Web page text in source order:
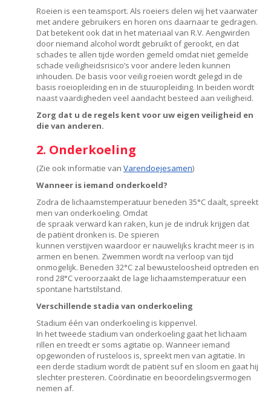
Roeien is een teamsport. Als roeiers delen wij het vaarwater
met andere gebruikers en horen ons daarnaar te gedragen.
Dat betekent ook dat in het materiaal van R.V. Aengwirden
door niemand alcohol wordt gebruikt of gerookt, en dat
schades te allen tijde worden gemeld omdat niet gemelde
schade veiligheidsrisico’s voor andere leden kunnen
inhouden. De basis voor veilig roeien wordt gelegd in de
basis roeiopleiding en in de stuuropleiding. In beiden wordt
naast vaardigheden veel aandacht besteed aan veiligheid.
Zorg dat u de regels kent voor uw eigen veiligheid en
die van anderen.
2. Onderkoeling
(Zie ook informatie van Varendoejesamen)
Wanneer is iemand onderkoeld?
Zodra de lichaamstemperatuur beneden 35°C daalt, spreekt
men van onderkoeling. Omdat
de spraak verward kan raken, kun je de indruk krijgen dat
de patiënt dronken is. De spieren
kunnen verstijven waardoor er nauwelijks kracht meer is in
armen en benen. Zwemmen wordt na verloop van tijd
onmogelijk. Beneden 32°C zal bewusteloosheid optreden en
rond 28°C veroorzaakt de lage lichaamstemperatuur een
spontane hartstilstand.
Verschillende stadia van onderkoeling
Stadium één van onderkoeling is kippenvel.
In het tweede stadium van onderkoeling gaat het lichaam
rillen en treedt er soms agitatie op. Wanneer iemand
opgewonden of rusteloos is, spreekt men van agitatie. In
een derde stadium wordt de patiënt suf en sloom en gaat hij
slechter presteren. Coördinatie en beoordelingsvermogen
nemen af.